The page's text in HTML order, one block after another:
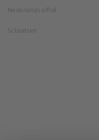
Nederlands elftal
Schaatsen